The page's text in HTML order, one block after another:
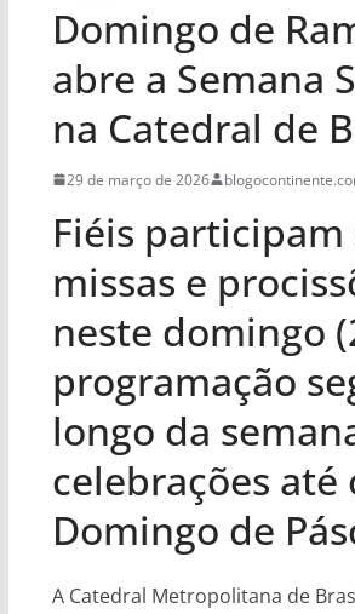
Domingo de
abre a Semana
na Catedral de
29 de março de 2026
Fiéis participam
missas e
neste domingo
programação
longo da
celebrações até
Domingo de
A Catedral Metropolitana de